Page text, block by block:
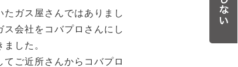
ガス屋さんではありまし
会社をコバプロさんにし
した。
ご近所さんからコバプロ